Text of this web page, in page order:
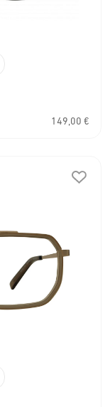
149,00 €